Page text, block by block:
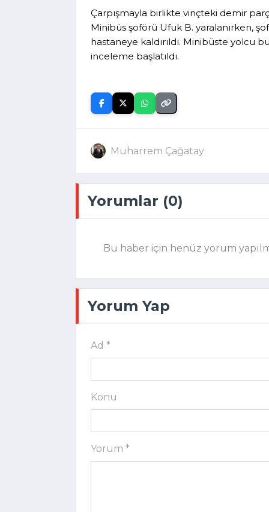
Çarpışmayla birlikte vinçteki demir
Minibüs şoförü Ufuk B. yaralanırken,
hastaneye kaldırıldı. Minibüste yolcu
inceleme başlatıldı.
Muharrem Çağatay
Yorumlar (0)
Bu haber için henüz yorum
Yorum Yap
Ad *
Konu
Yorum *